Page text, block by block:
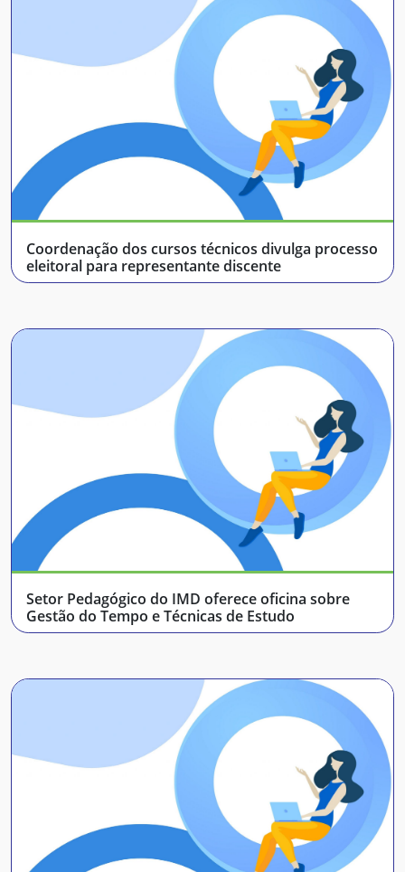
Coordenação dos cursos técnicos divulga processo
eleitoral para representante discente
Setor Pedagógico do IMD oferece oficina sobre
Gestão do Tempo e Técnicas de Estudo